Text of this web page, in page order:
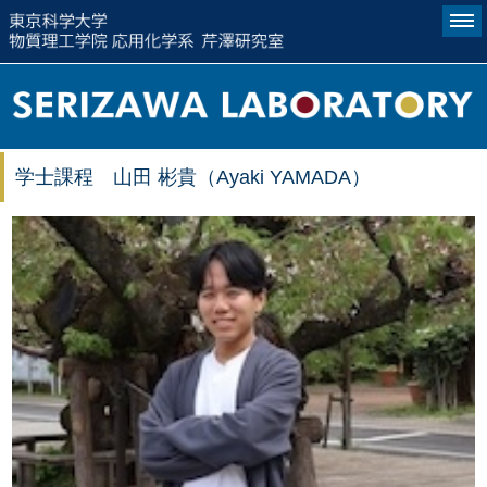
学士課程 山田 彬貴（Ayaki YAMADA）